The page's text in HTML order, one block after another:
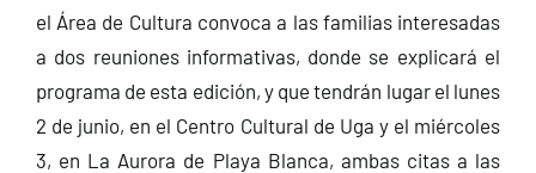
el Área de Cultura convoca a las familias interesadas
a dos reuniones informativas, donde se explicará el
programa de esta edición, y que tendrán lugar el lunes
2 de junio, en el Centro Cultural de Uga y el miércoles
3, en La Aurora de Playa Blanca, ambas citas a las